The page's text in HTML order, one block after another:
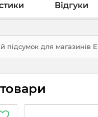
Відгуки
підсумок для магазинів